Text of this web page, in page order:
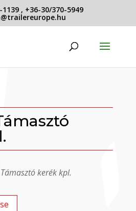
1139 , +36-30/370-5949
kerék kpl.